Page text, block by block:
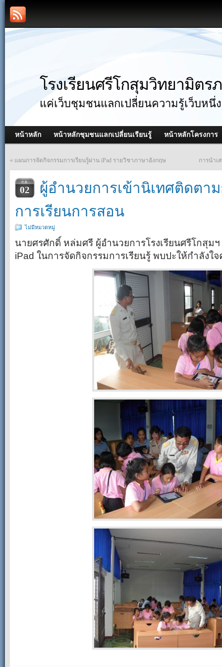
โรงเรียนศรีโกสุมวิทยามิตร
แค่เว็บชุมชนแลกเปลี่ยนความรู้เว็บหนึ่ง
หน้าหลัก หน้าหลักชุมชนแลกเปลี่ยนเรียนรู้ หน้าหลักโครงการ
« แผนการจัดกิจกรรมการเรียนรู้ผ่าน iPad รายวิชาภาษาอังกฤษ การนำเ
ก.ย.
02
ผู้อำนวยการเข้านิเทศติดตาม
การเรียนการสอน
ไม่มีหมวดหมู่
นายศรศักดิ์ หล่มศรี ผู้อำนวยการโรงเรียนศรีโกสุม
iPad ในการจัดกิจกรรมการเรียนรู้ พบปะให้กำลังใ